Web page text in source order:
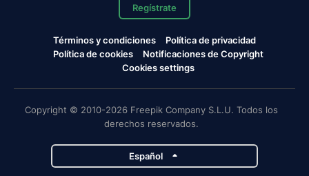
Regístrate
Términos y condiciones
Política de privacidad
Política de cookies
Notificaciones de Copyright
Cookies settings
Copyright © 2010-2026 Freepik Company S.L.U. Todos los
derechos reservados.
Español